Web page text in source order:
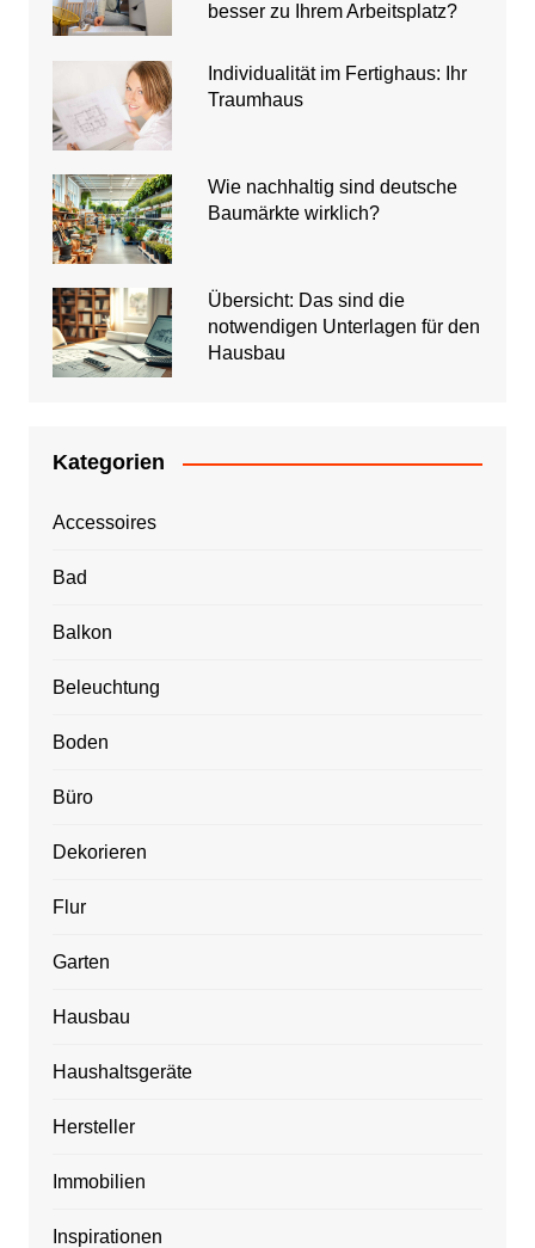
besser zu Ihrem Arbeitsplatz?
Individualität im Fertighaus: Ihr
Traumhaus
Wie nachhaltig sind deutsche
Baumärkte wirklich?
Übersicht: Das sind die
notwendigen Unterlagen für den
Hausbau
Kategorien
Accessoires
Bad
Balkon
Beleuchtung
Boden
Büro
Dekorieren
Flur
Garten
Hausbau
Haushaltsgeräte
Hersteller
Immobilien
Inspirationen